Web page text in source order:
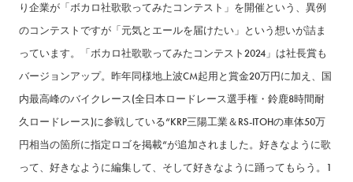
り企業が「ボカロ社歌歌ってみたコンテスト」を開催という、異例
のコンテストですが「元気とエールを届けたい」という想いが詰ま
っています。「ボカロ社歌歌ってみたコンテスト2024」は社長賞も
バージョンアップ。昨年同様地上波CM起用と賞金20万円に加え、国
内最高峰のバイクレース(全日本ロードレース選手権・鈴鹿8時間耐
久ロードレース)に参戦している“KRP三陽工業＆RS-ITOHの車体50万
円相当の箇所に指定ロゴを掲載“が追加されました。好きなように歌
って、好きなように編集して、そして好きなように踊ってもらう。1